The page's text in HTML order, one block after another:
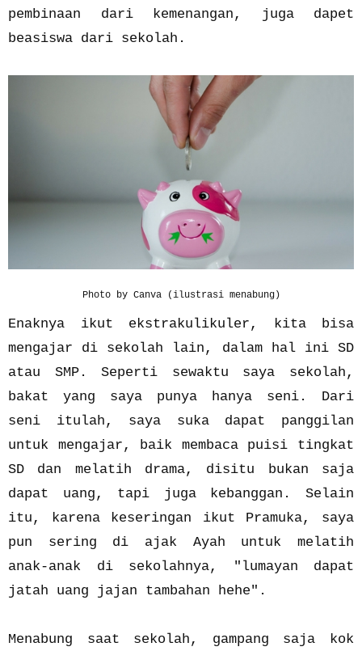
pembinaan dari kemenangan, juga dapet
beasiswa dari sekolah.
Photo by Canva (ilustrasi menabung)
Enaknya ikut ekstrakulikuler, kita bisa
mengajar di sekolah lain, dalam hal ini SD
atau SMP. Seperti sewaktu saya sekolah,
bakat yang saya punya hanya seni. Dari
seni itulah, saya suka dapat panggilan
untuk mengajar, baik membaca puisi tingkat
SD dan melatih drama, disitu bukan saja
dapat uang, tapi juga kebanggan. Selain
itu, karena keseringan ikut Pramuka, saya
pun sering di ajak Ayah untuk melatih
anak-anak di sekolahnya, "lumayan dapat
jatah uang jajan tambahan hehe".
Menabung saat sekolah, gampang saja kok